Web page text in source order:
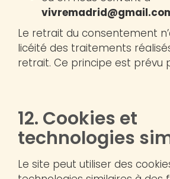
Le retrait du consentement
licéité des traitements
retrait. Ce principe est prévu
12. Cookies et
technologies
Le site peut utiliser des